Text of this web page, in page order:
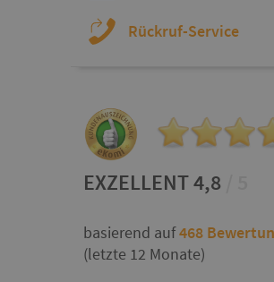
Rückruf-Service
EXZELLENT 4,8
basierend auf468
(letzte 12 Monate)